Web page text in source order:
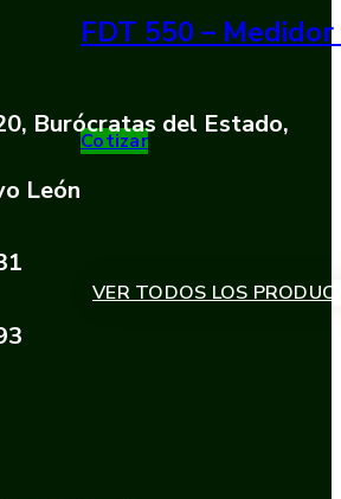
FDT 550 –
Cotizar
VER TODOS LOS
Burócratas del Estado,
León